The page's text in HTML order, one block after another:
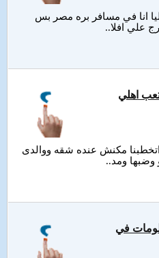
انا في مسافر بره مصر بس
علي افلا..
مكنش عنده شقه ووالدى
وضبها ومد..
اهلي
في